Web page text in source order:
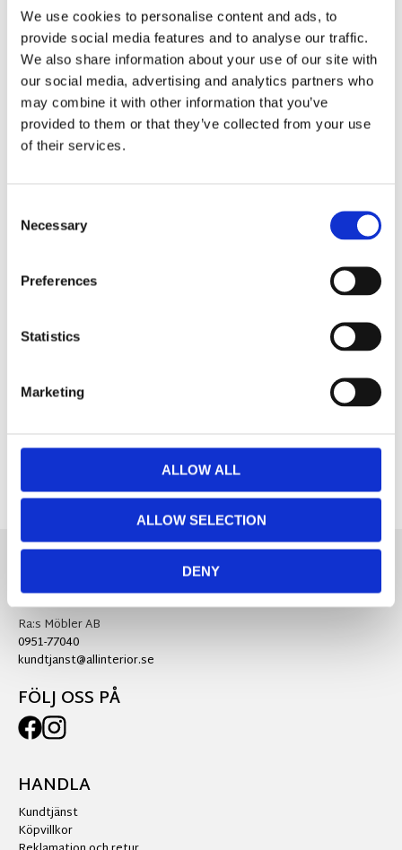
We use cookies to personalise content and ads, to
provide social media features and to analyse our traffic.
We also share information about your use of our site with
our social media, advertising and analytics partners who
may combine it with other information that you’ve
provided to them or that they’ve collected from your use
of their services.
Selection
Necessary
Preferences
Statistics
Marketing
ALLOW ALL
ALLOW SELECTION
DENY
Lagerstatus 9 st i lager Artikelnr 1156-90-1 Tillverkare
Mr Plant
Fri frakt över 995kr
Snabba leveranser
Enkel betalning med Klarna
härligt mörkgrön färg. Passar perfekt i alla sorts
KONTAKTA OSS
Ra:s Möbler AB
0951-77040
kundtjanst@allinterior.se
FÖLJ OSS PÅ
HANDLA
Kundtjänst
Köpvillkor